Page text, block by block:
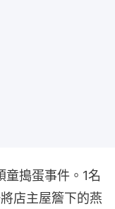
童搗蛋事件。1名
店主屋簷下的燕